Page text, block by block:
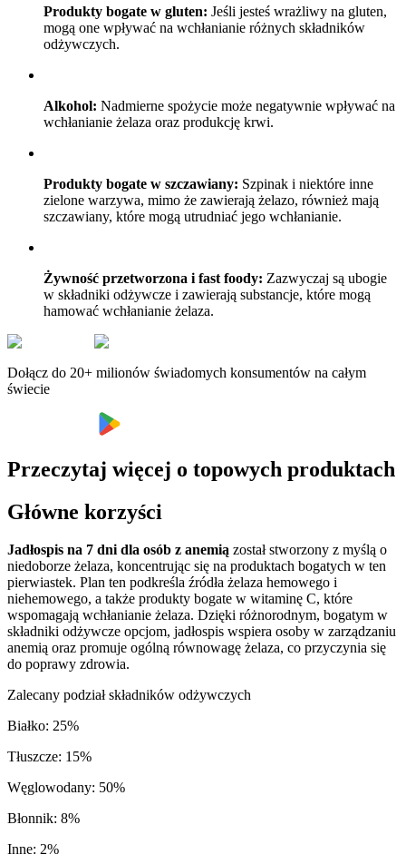
Produkty bogate w gluten: Jeśli jesteś wrażliwy na gluten,
mogą one wpływać na wchłanianie różnych składników
odżywczych.
Alkohol: Nadmierne spożycie może negatywnie wpływać na
wchłanianie żelaza oraz produkcję krwi.
Produkty bogate w szczawiany: Szpinak i niektóre inne
zielone warzywa, mimo że zawierają żelazo, również mają
szczawiany, które mogą utrudniać jego wchłanianie.
Żywność przetworzona i fast foody: Zazwyczaj są ubogie
w składniki odżywcze i zawierają substancje, które mogą
hamować wchłanianie żelaza.
Dołącz do 20+ milionów świadomych konsumentów na całym
świecie
Przeczytaj więcej o topowych produktach
Główne korzyści
Jadłospis na 7 dni dla osób z anemią został stworzony z myślą o
niedoborze żelaza, koncentrując się na produktach bogatych w ten
pierwiastek. Plan ten podkreśla źródła żelaza hemowego i
niehemowego, a także produkty bogate w witaminę C, które
wspomagają wchłanianie żelaza. Dzięki różnorodnym, bogatym w
składniki odżywcze opcjom, jadłospis wspiera osoby w zarządzaniu
anemią oraz promuje ogólną równowagę żelaza, co przyczynia się
do poprawy zdrowia.
Zalecany podział składników odżywczych
Białko: 25%
Tłuszcze: 15%
Węglowodany: 50%
Błonnik: 8%
Inne: 2%